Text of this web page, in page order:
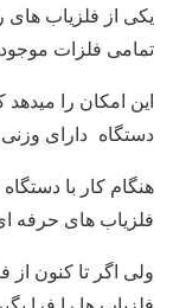
یکی از فلزیاب های
تمامی فلزات
این امکان را
دستگاه دارای وزنی
هنگام کار با
فلزیاب های حرفه
ولی اگر تا کنون از